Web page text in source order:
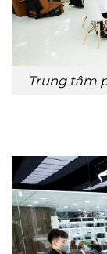
Trung tâm